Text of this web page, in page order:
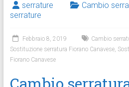
serrature Cambio
serrature
Febbraio 8, 2019 Cambio
Sostituzione serratura Fiorano Canavese,
Fiorano Canavese